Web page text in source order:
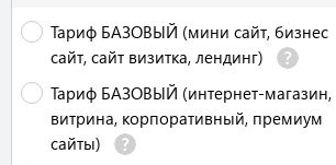
Тариф БАЗОВЫЙ (мини сайт, бизнес
сайт, сайт визитка, лендинг)
Тариф БАЗОВЫЙ (интернет-магазин,
витрина, корпоративный, премиум
сайты)